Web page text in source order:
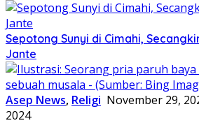
Sepotong Sunyi di Cimahi,
Jante
Asep News, Religi November 29,
2024